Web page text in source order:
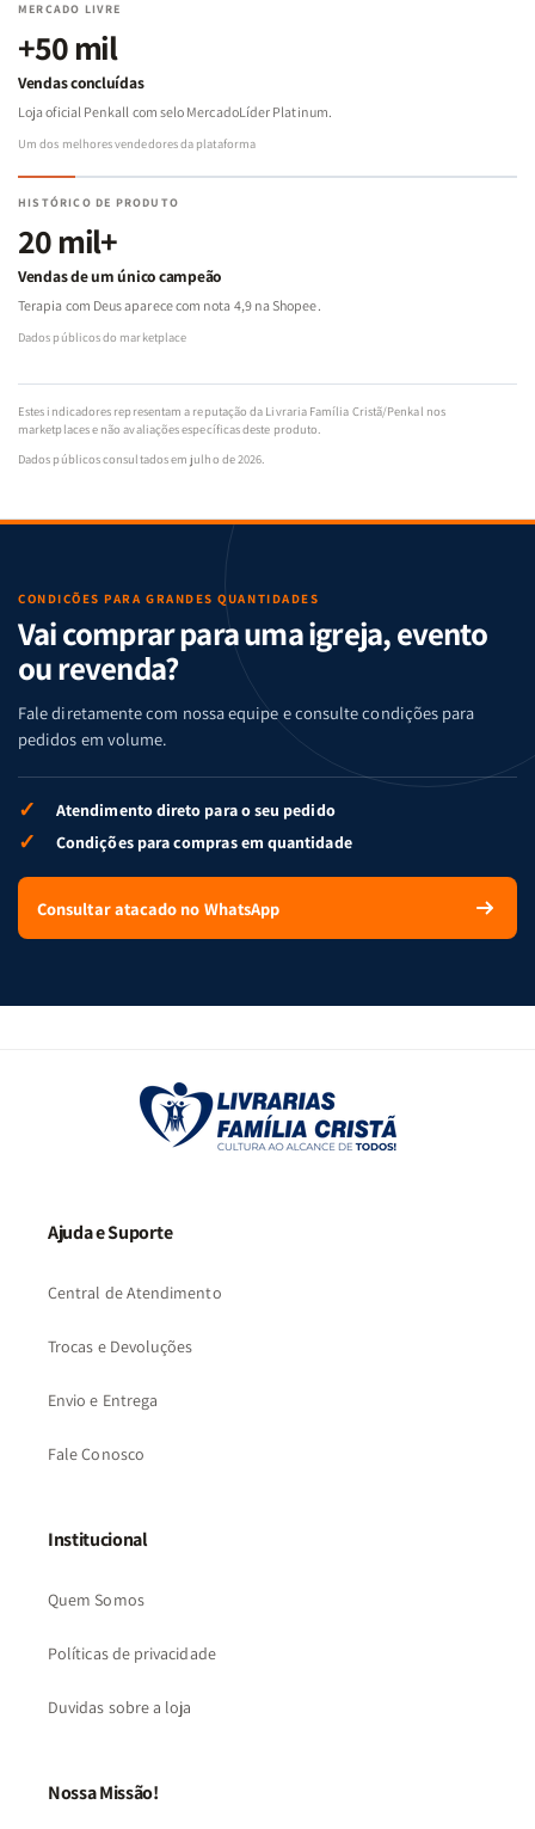
MERCADO LIVRE
+50 mil
Vendas concluídas
Loja oficial Penkall com selo MercadoLíder Platinum.
Um dos melhores vendedores da plataforma
HISTÓRICO DE PRODUTO
20 mil+
Vendas de um único campeão
Terapia com Deus aparece com nota 4,9 na Shopee.
Dados públicos do marketplace
Estes indicadores representam a reputação da Livraria Família Cristã/Penkal nos
marketplaces e não avaliações específicas deste produto.
Dados públicos consultados em julho de 2026.
CONDIÇÕES PARA GRANDES QUANTIDADES
Vai comprar para uma igreja, evento
ou revenda?
Fale diretamente com nossa equipe e consulte condições para
pedidos em volume.
✓ Atendimento direto para o seu pedido
✓ Condições para compras em quantidade
Consultar atacado no WhatsApp
Ajuda e Suporte
Central de Atendimento
Trocas e Devoluções
Envio e Entrega
Fale Conosco
Institucional
Quem Somos
Políticas de privacidade
Duvidas sobre a loja
Nossa Missão!